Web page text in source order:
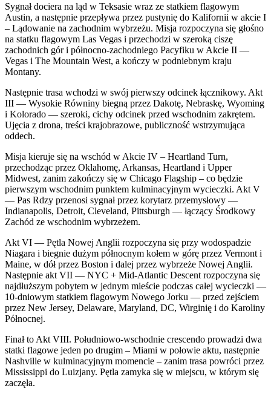
Sygnał dociera na ląd w Teksasie wraz ze statkiem flagowym
Austin, a następnie przepływa przez pustynię do Kalifornii w akcie I
– Lądowanie na zachodnim wybrzeżu. Misja rozpoczyna się głośno
na statku flagowym Las Vegas i przechodzi w szeroką ciszę
zachodnich gór i północno-zachodniego Pacyfiku w Akcie II —
Vegas i The Mountain West, a kończy w podniebnym kraju
Montany.
Następnie trasa wchodzi w swój pierwszy odcinek łącznikowy. Akt
III — Wysokie Równiny biegną przez Dakotę, Nebraskę, Wyoming
i Kolorado — szeroki, cichy odcinek przed wschodnim zakrętem.
Ujęcia z drona, treści krajobrazowe, publiczność wstrzymująca
oddech.
Misja kieruje się na wschód w Akcie IV – Heartland Turn,
przechodząc przez Oklahomę, Arkansas, Heartland i Upper
Midwest, zanim zakończy się w Chicago Flagship – co będzie
pierwszym wschodnim punktem kulminacyjnym wycieczki. Akt V
— Pas Rdzy przenosi sygnał przez korytarz przemysłowy —
Indianapolis, Detroit, Cleveland, Pittsburgh — łączący Środkowy
Zachód ze wschodnim wybrzeżem.
Akt VI — Pętla Nowej Anglii rozpoczyna się przy wodospadzie
Niagara i biegnie dużym północnym kołem w górę przez Vermont i
Maine, w dół przez Boston i dalej przez wybrzeże Nowej Anglii.
Następnie akt VII — NYC + Mid-Atlantic Descent rozpoczyna się
najdłuższym pobytem w jednym mieście podczas całej wycieczki —
10-dniowym statkiem flagowym Nowego Jorku — przed zejściem
przez New Jersey, Delaware, Maryland, DC, Wirginię i do Karoliny
Północnej.
Finał to Akt VIII. Południowo-wschodnie crescendo prowadzi dwa
statki flagowe jeden po drugim – Miami w połowie aktu, następnie
Nashville w kulminacyjnym momencie – zanim trasa powróci przez
Mississippi do Luizjany. Pętla zamyka się w miejscu, w którym się
zaczęła.